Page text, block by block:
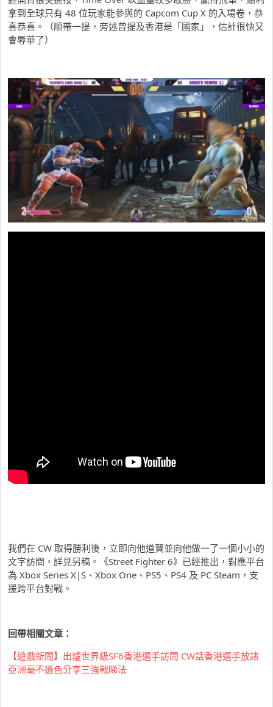
拿到全球只有 48 位玩家能參與的 Capcom Cup X 的入場卷，恭
喜恭喜。（順帶一提，旁述曾提及香港是「國家」，估計很快又
會辱華了）
我們在 CW 取得勝利後，立即向他道賀並向他做一了一個小小的
文字訪問，詳見另稿。《Street Fighter 6》已經推出，對應平台
為 Xbox Series X|S、Xbox One、PS5、PS4 及 PC Steam，支
援跨平台對戰。
回帶相關文章：
【遊戲新聞】出爐世界級SF6香港選手訪問 CW話香港選手放諸
亞洲毫不遜色分享三強戰睇法